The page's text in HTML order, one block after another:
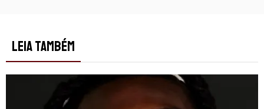
LEIA TAMBÉM